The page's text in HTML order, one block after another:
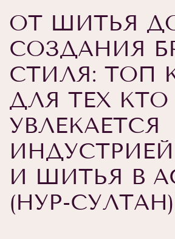
ОТ ШИТЬЯ
СОЗДАНИЯ
СТИЛЯ: ТОП
ДЛЯ ТЕХ КТО
УВЛЕКАЕТСЯ
И ШИТЬЯ В
(НУР-СУЛТАН)